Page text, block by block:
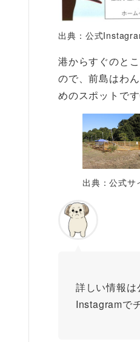
出典：公式
港からすぐのと
ので、前島はわ
めのスポットで
出典：公式サ
詳しい情報
Instagramで